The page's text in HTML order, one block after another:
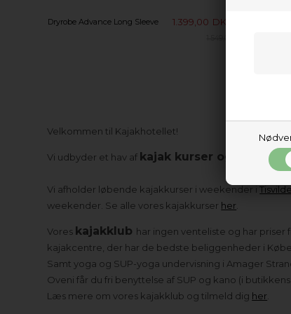
Dryrobe Advance Long Sleeve 1.399,00 DKK
Velkommen til Kajakhotellet!
Vi udbyder et hav af kajak kurser og SUP
Vi afholder løbende kajakkurser i weekender i
weekender. Se alle vores kajakkurser her.
Vores kajakklub har ingen venteliste og har priser
kajakcentre, der har de bedste beliggenheder i
Samt yoga og SUP-yoga undervisning i Amager
Oveni får du fri benyttelse af SUP og kano (i
Læs mere om vores kajakklub og tilmeld dig her.